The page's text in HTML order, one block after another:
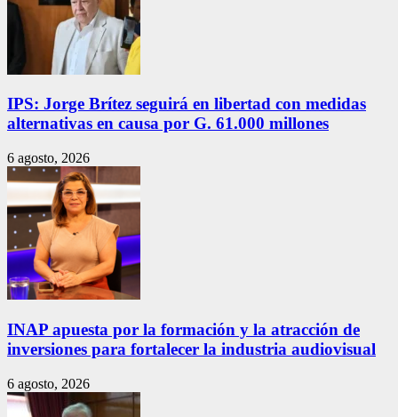
IPS: Jorge Brítez seguirá en libertad con medidas
alternativas en causa por G. 61.000 millones
6 agosto, 2026
INAP apuesta por la formación y la atracción de
inversiones para fortalecer la industria audiovisual
6 agosto, 2026